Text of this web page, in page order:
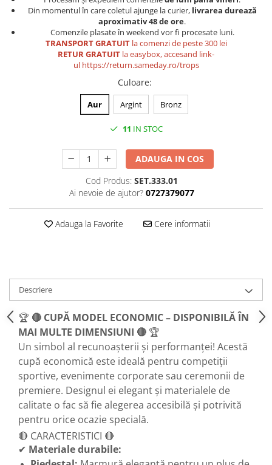
Medalii Tematice
Medalii Non-Tematice
Accesorii Medalii
Medalii Personalizate
Suport medalii
Personalizari Trofee
Cutii de Prezentare , Mape
Trofeu Plastic
Figurine
Figurine Rasina
Figurine Plastic
Accesorii Figurine
OUTLET
Cupe Outlet
Medalii Outlet
Din momentul în care coletul ajunge la curier, livrarea durează
aproximativ 48 de ore.
Comenzile plasate în weekend vor fi procesate luni.
TRANSPORT GRATUITla comenzi de peste 300 lei
RETUR GRATUIT la easybox, accesand link-
ul https://return.sameday.ro/trops
Culoare:
Aur Argint Bronz
11 IN STOC
ADAUGA IN COS
Cod Produs: SET.333.01
Ai nevoie de ajutor? 0727379077
Adauga la Favorite Cere informatii
Descriere
🏆 🔴 CUPĂ MODEL ECONOMIC – DISPONIBILĂ ÎN
MAI MULTE DIMENSIUNI 🔴 🏆
Un simbol al recunoașterii și performanței! Acestă
cupă economică este ideală pentru competiții
sportive, evenimente corporate sau ceremonii de
premiere. Designul ei elegant și materialele de
calitate o fac să fie alegerea accesibilă și potrivită
pentru orice ocazie specială.
🔴 CARACTERISTICI 🔴
✔ Materiale durabile: